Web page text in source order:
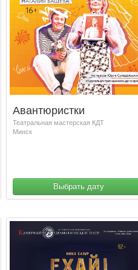
Авантюристки
Театральная мастерская КДТ
Минск
Выбрать дату